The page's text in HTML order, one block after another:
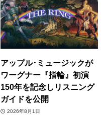
アップル･ミュージックが
ワーグナー『指輪』初演
150年を記念しリスニング
ガイドを公開
2026年8月1日